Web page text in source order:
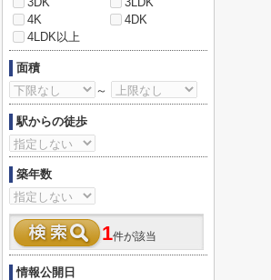
4K
4DK
4LDK以上
面積
～
駅からの徒歩
築年数
1件が該当
情報公開日